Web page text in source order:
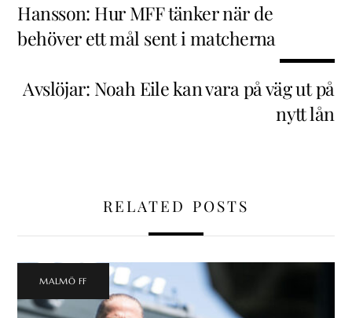
Hansson: Hur MFF tänker när de
behöver ett mål sent i matcherna
Avslöjar: Noah Eile kan vara på väg ut på
nytt lån
RELATED POSTS
MALMÖ FF